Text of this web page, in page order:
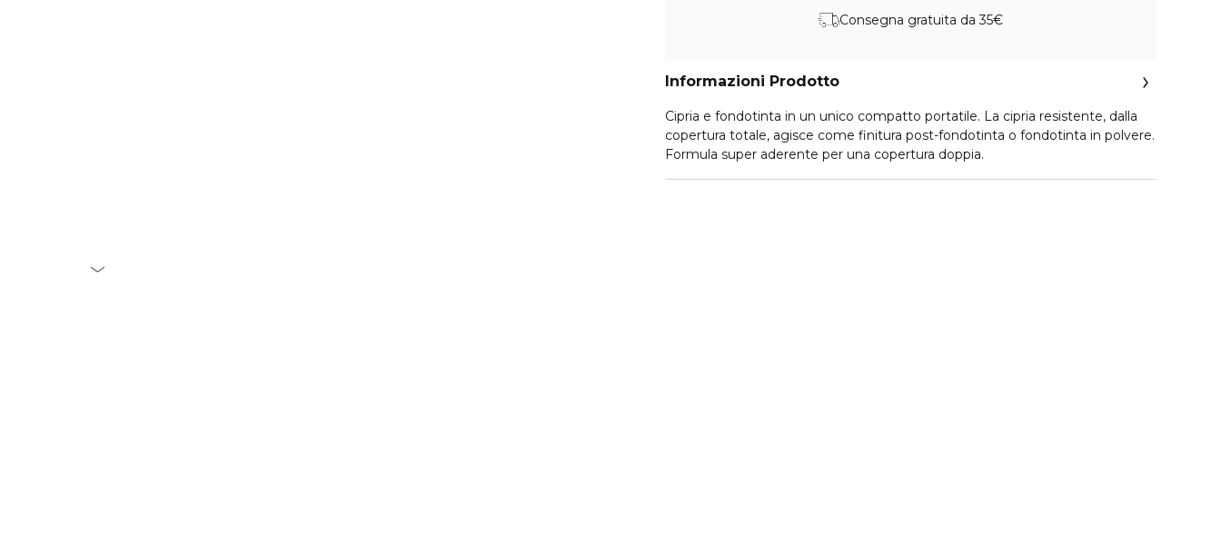
Consegna gratuita da 35€
Informazioni Prodotto
Cipria e fondotinta in un unico compatto portatile. La cipria resistente, dalla
copertura totale, agisce come finitura post-fondotinta o fondotinta in polvere.
Formula super aderente per una copertura doppia.